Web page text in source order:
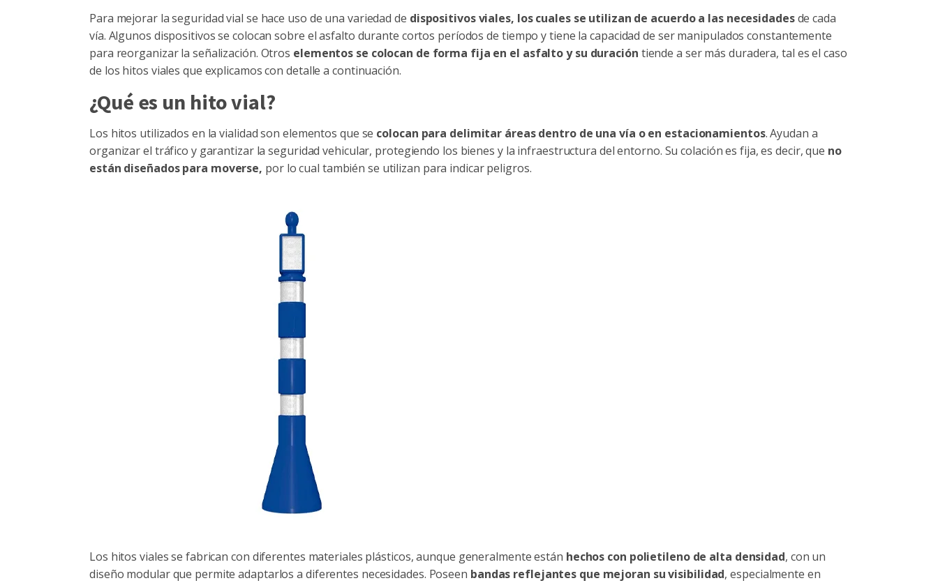
Para mejorar la seguridad vial se hace uso de una variedad de dispositivos viales, los cuales se utilizan de acuerdo a las necesidadesde cada
vía. Algunos dispositivos se colocan sobre el asfalto durante cortos períodos de tiempo y tiene la capacidad de ser manipulados constantemente
para reorganizar la señalización. Otros elementos se colocan de forma fija en el asfalto y su duración tiende a ser más duradera, tal es el caso
de los hitos viales que explicamos con detalle a continuación.
¿Qué es un hito vial?
Los hitos utilizados en la vialidad son elementos que se colocan para delimitar áreas dentro de una vía o en estacionamientos. Ayudan a
organizar el tráfico y garantizar la seguridad vehicular, protegiendo los bienes y la infraestructura del entorno. Su colación es fija, es decir, que no
están diseñados para moverse, por lo cual también se utilizan para indicar peligros.
Los hitos viales se fabrican con diferentes materiales plásticos, aunque generalmente están hechos con polietileno de alta densidad, con un
diseño modular que permite adaptarlos a diferentes necesidades. Poseen bandas reflejantes que mejoran su visibilidad, especialmente en